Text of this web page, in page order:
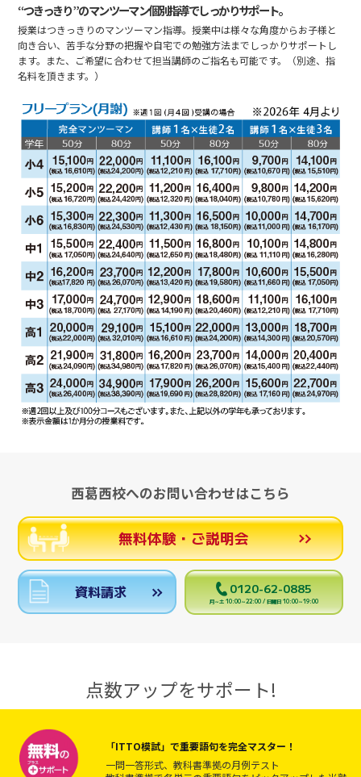
“つきっきり”のマンツーマン個別指導でしっかりサポート。
授業はつきっきりのマンツーマン指導。授業中は様々な角度からお子様と
向き合い、苦手な分野の把握や自宅での勉強方法までしっかりサポートし
ます。また、ご希望に合わせて担当講師のご指名も可能です。（別途、指
名料を頂きます。）
西葛西校へのお問い合わせはこちら
無料体験・ご説明会
資料請求 0120-62-0885
月～土 10:00～22:00 / 日曜日 10:00～19:00
点数アップをサポート!
「ITTO模試」で重要語句を完全マスター！
一問一答形式、教科書準拠の月例テスト